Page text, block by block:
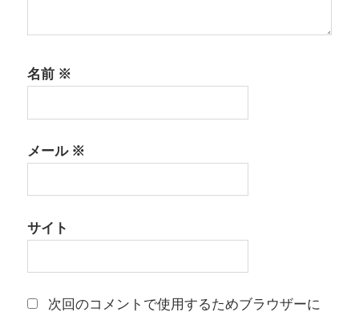
名前 ※
メール※
サイト
次回のコメントで使用するためブラウザーに